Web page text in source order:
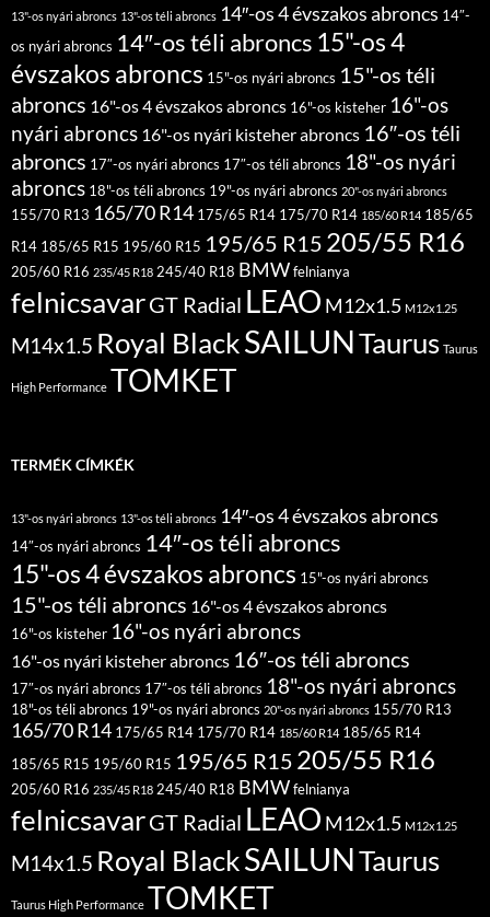
13"-os nyári abroncs 13"-os téli abroncs 14″-os 4 évszakos abroncs 14″-
os nyári abroncs 14″-os téli abroncs 15"-os 4
évszakos abroncs 15"-os nyári abroncs 15"-os téli
abroncs 16"-os 4 évszakos abroncs 16"-os kisteher 16"-os
nyári abroncs 16"-os nyári kisteher abroncs 16″-os téli
abroncs 17″-os nyári abroncs 17″-os téli abroncs 18"-os nyári
abroncs 18"-os téli abroncs 19"-os nyári abroncs 20"-os nyári abroncs
155/70 R13 165/70 R14 175/65 R14 175/70 R14 185/60 R14 185/65
R14 185/65 R15 195/60 R15 195/65 R15 205/55 R16
205/60 R16 235/45 R18 245/40 R18 BMWfelnianya
felnicsavarGT Radial LEAO M12x1.5 M12x1.25
M14x1.5 Royal BlackSAILUNTaurus Taurus
High Performance TOMKET
TERMÉK CÍMKÉK
13"-os nyári abroncs 13"-os téli abroncs 14″-os 4 évszakos abroncs
14″-os nyári abroncs 14″-os téli abroncs
15"-os 4 évszakos abroncs 15"-os nyári abroncs
15"-os téli abroncs 16"-os 4 évszakos abroncs
16"-os kisteher 16"-os nyári abroncs
16"-os nyári kisteher abroncs 16″-os téli abroncs
17″-os nyári abroncs 17″-os téli abroncs 18"-os nyári abroncs
18"-os téli abroncs 19"-os nyári abroncs 20"-os nyári abroncs 155/70 R13
165/70 R14 175/65 R14 175/70 R14 185/60 R14 185/65 R14
185/65 R15 195/60 R15 195/65 R15 205/55 R16
205/60 R16 235/45 R18 245/40 R18 BMWfelnianya
felnicsavarGT Radial LEAO M12x1.5 M12x1.25
M14x1.5 Royal BlackSAILUNTaurus
Taurus High Performance TOMKET